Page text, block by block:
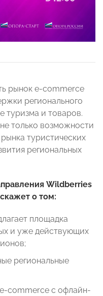
рынок e-commerce
регионального
туризма и товаров.
только возможности
туристических
региональных
Wildberries
о том:
площадка
и уже действующих
региональные
commerce с офлайн-